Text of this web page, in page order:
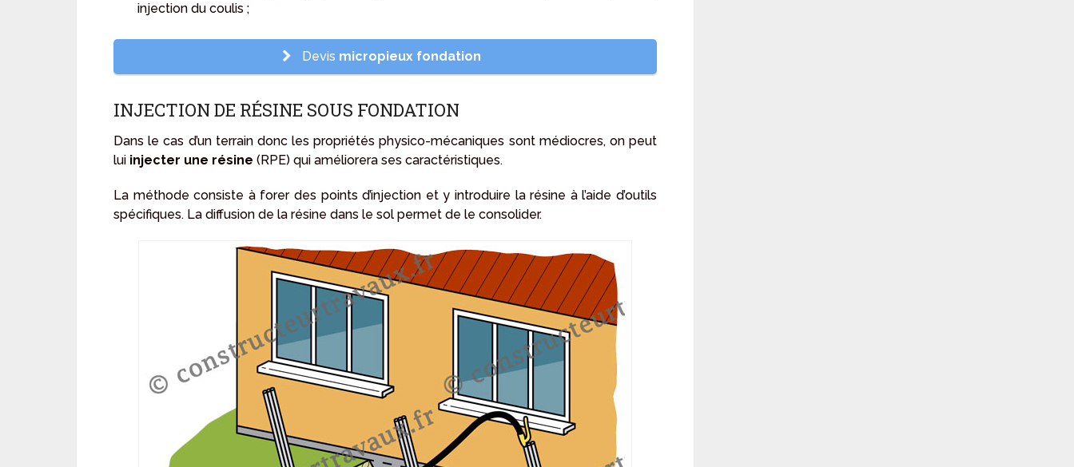
injection du coulis ;
Devis micropieux fondation
INJECTION DE RÉSINE SOUS FONDATION
Dans le cas d’un terrain donc les propriétés physico-mécaniques sont médiocres, on peut
lui injecter une résine (RPE) qui améliorera ses caractéristiques.
La méthode consiste à forer des points d’injection et y introduire la résine à l’aide d’outils
spécifiques. La diffusion de la résine dans le sol permet de le consolider.